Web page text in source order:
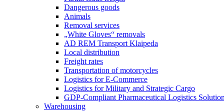
Dangerous goods
Animals
Removal services
„White Gloves“ removals
AD REM Transport Klaipeda
Local distribution
Freight rates
Transportation of motorcycles
Logistics for E-Commerce
Logistics for Military and Strategic Cargo
GDP-Compliant Pharmaceutical Logistics
Warehousing